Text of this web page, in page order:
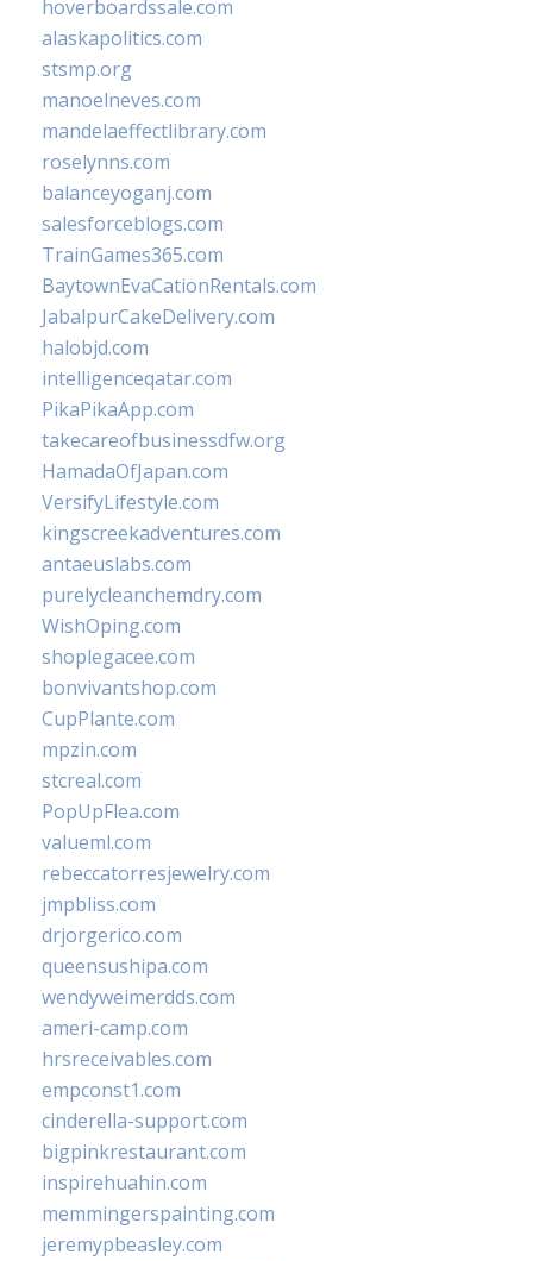
hoverboardssale.com
alaskapolitics.com
stsmp.org
manoelneves.com
mandelaeffectlibrary.com
roselynns.com
balanceyoganj.com
salesforceblogs.com
TrainGames365.com
BaytownEvaCationRentals.com
JabalpurCakeDelivery.com
halobjd.com
intelligenceqatar.com
PikaPikaApp.com
takecareofbusinessdfw.org
HamadaOfJapan.com
VersifyLifestyle.com
kingscreekadventures.com
antaeuslabs.com
purelycleanchemdry.com
WishOping.com
shoplegacee.com
bonvivantshop.com
CupPlante.com
mpzin.com
stcreal.com
PopUpFlea.com
valueml.com
rebeccatorresjewelry.com
jmpbliss.com
drjorgerico.com
queensushipa.com
wendyweimerdds.com
ameri-camp.com
hrsreceivables.com
empconst1.com
cinderella-support.com
bigpinkrestaurant.com
inspirehuahin.com
memmingerspainting.com
jeremypbeasley.com